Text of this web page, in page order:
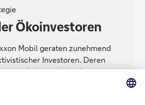
Ökoinvestoren
Mobil geraten zunehmend
Investoren. Deren
sogar bei nur minimalen